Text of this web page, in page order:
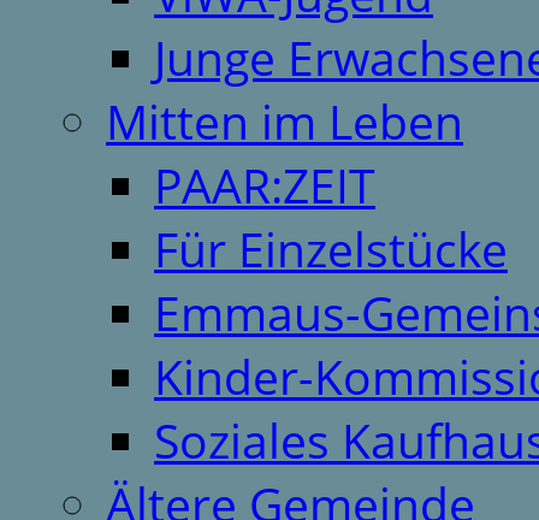
Junge
Mitten im Leben
PAAR:ZEIT
Für Einzelstücke
Emmaus-
Kinder-
Soziales
Ältere Gemeinde